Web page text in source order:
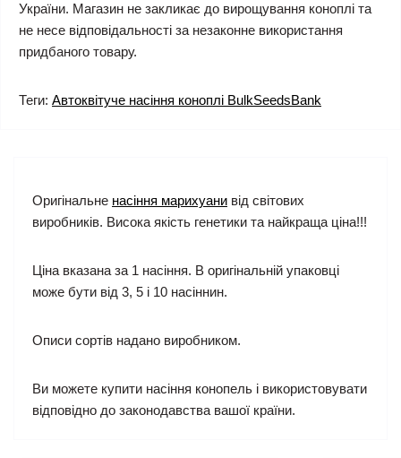
України. Магазин не закликає до вирощування коноплі та
не несе відповідальності за незаконне використання
придбаного товару.
Теги: Автоквітуче насіння коноплі BulkSeedsBank
Оригінальне насіння марихуани від світових
виробників. Висока якість генетики та найкраща ціна!!!
Ціна вказана за 1 насіння. В оригінальній упаковці
може бути від 3, 5 і 10 насіннин.
Описи сортів надано виробником.
Ви можете купити насіння конопель і використовувати
відповідно до законодавства вашої країни.